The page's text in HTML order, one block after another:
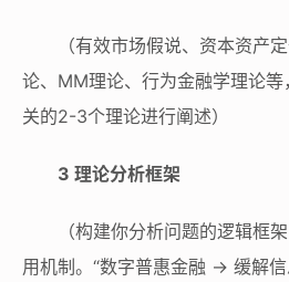
（有效市场假说、资本资产
论、MM理论、行为金融学理论
关的2-3个理论进行阐述）
3 理论分析框架
（构建你分析问题的逻辑框
用机制。“数字普惠金融 → 缓解